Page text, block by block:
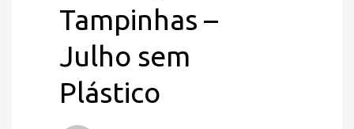
Tampinhas –
Julho sem
Plástico